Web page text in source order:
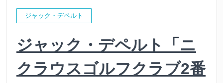
ジャック・デペルト
ジャック・デペルト「ニ
クラウスゴルフクラブ2番